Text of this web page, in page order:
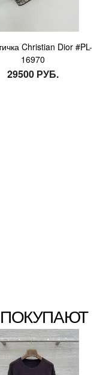
Christian Dior #PL-
16970
29500 РУБ.